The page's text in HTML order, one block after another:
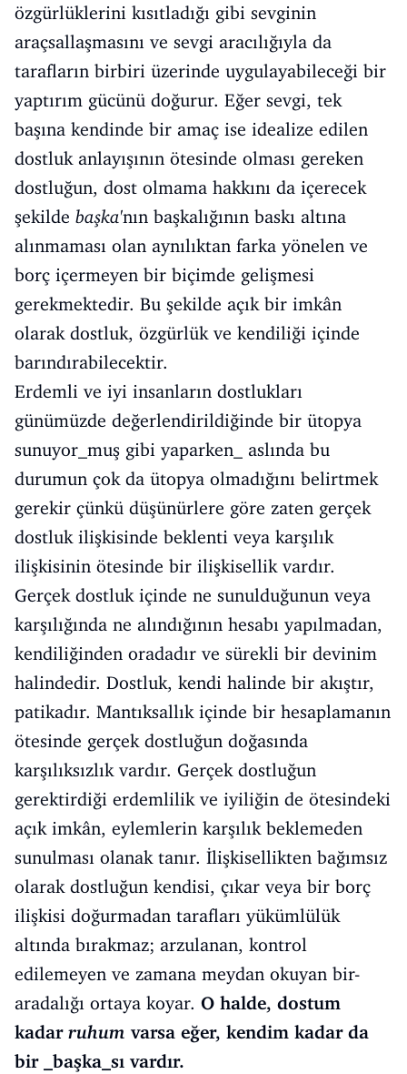
özgürlüklerini kısıtladığı gibi sevginin
araçsallaşmasını ve sevgi aracılığıyla da
tarafların birbiri üzerinde uygulayabileceği bir
yaptırım gücünü doğurur. Eğer sevgi, tek
başına kendinde bir amaç ise idealize edilen
dostluk anlayışının ötesinde olması gereken
dostluğun, dost olmama hakkını da içerecek
şekilde başka'nın başkalığının baskı altına
alınmaması olan aynılıktan farka yönelen ve
borç içermeyen bir biçimde gelişmesi
gerekmektedir. Bu şekilde açık bir imkân
olarak dostluk, özgürlük ve kendiliği içinde
barındırabilecektir.
Erdemli ve iyi insanların dostlukları
günümüzde değerlendirildiğinde bir ütopya
sunuyor_muş gibi yaparken_ aslında bu
durumun çok da ütopya olmadığını belirtmek
gerekir çünkü düşünürlere göre zaten gerçek
dostluk ilişkisinde beklenti veya karşılık
ilişkisinin ötesinde bir ilişkisellik vardır.
Gerçek dostluk içinde ne sunulduğunun veya
karşılığında ne alındığının hesabı yapılmadan,
kendiliğinden oradadır ve sürekli bir devinim
halindedir. Dostluk, kendi halinde bir akıştır,
patikadır. Mantıksallık içinde bir hesaplamanın
ötesinde gerçek dostluğun doğasında
karşılıksızlık vardır. Gerçek dostluğun
gerektirdiği erdemlilik ve iyiliğin de ötesindeki
açık imkân, eylemlerin karşılık beklemeden
sunulması olanak tanır. İlişkisellikten bağımsız
olarak dostluğun kendisi, çıkar veya bir borç
ilişkisi doğurmadan tarafları yükümlülük
altında bırakmaz; arzulanan, kontrol
edilemeyen ve zamana meydan okuyan bir-
aradalığı ortaya koyar. O halde, dostum
kadar ruhum varsa eğer, kendim kadar da
bir _başka_sı vardır.